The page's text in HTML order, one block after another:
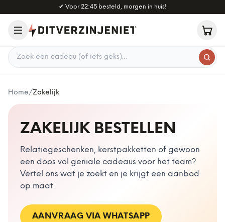
Naar hoofdinhoud
✔ Voor 22:45 besteld, morgen in huis!
Zoek een cadeau
Home/Zakelijk
ZAKELIJK BESTELLEN
Relatiegeschenken, kerstpakketten of gewoon
een doos vol geniale cadeaus voor het team?
Vertel ons wat je zoekt en je krijgt een aanbod
op maat.
AANVRAAG VIA WHATSAPP